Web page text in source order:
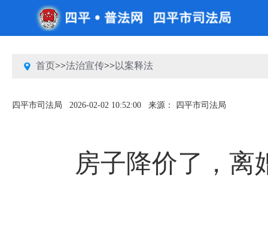
首页>>法治宣传>>以案释法
四平市司法局 2026-02-02 10:52:00 来源： 四平市司法局
房子降价了，离